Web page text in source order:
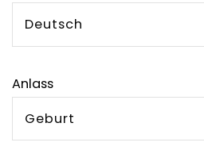
Deutsch
Anlass
Geburt